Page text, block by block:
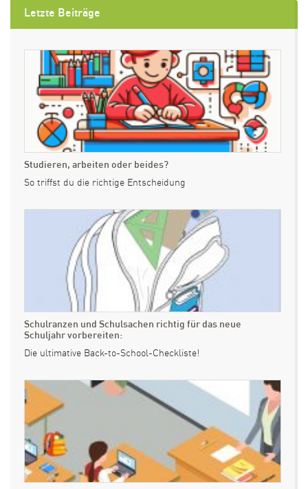
Letzte Beiträge
Studieren, arbeiten oder beides?
So triffst du die richtige Entscheidung
Schulranzen und Schulsachen richtig für das neue
Schuljahr vorbereiten:
Die ultimative Back-to-School-Checkliste!